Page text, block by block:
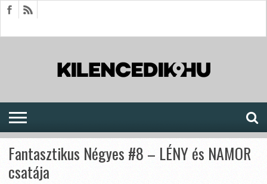
Fantasztikus Négyes #8 – LÉNY és NAMOR
csatája